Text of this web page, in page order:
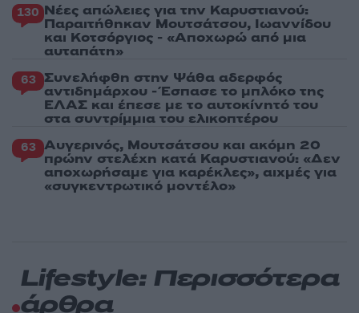
130 Νέες απώλειες για την Καρυστιανού:
Παραιτήθηκαν Μουτσάτσου, Ιωαννίδου
και Κοτσόργιος - «Αποχωρώ από μια
αυταπάτη»
63 Συνελήφθη στην Ψάθα αδερφός
αντιδημάρχου - Έσπασε το μπλόκο της
ΕΛΑΣ και έπεσε με το αυτοκίνητό του
στα συντρίμμια του ελικοπτέρου
63 Αυγερινός, Μουτσάτσου και ακόμη 20
πρώην στελέχη κατά Καρυστιανού: «Δεν
αποχωρήσαμε για καρέκλες», αιχμές για
«συγκεντρωτικό μοντέλο»
Lifestyle: Περισσότερα
άρθρα